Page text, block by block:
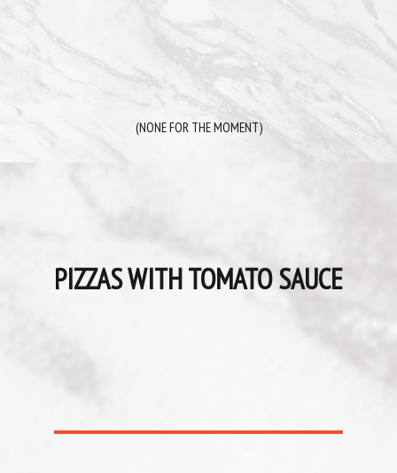
(NONE FOR THE MOMENT)
PIZZAS WITH TOMATO SAUCE